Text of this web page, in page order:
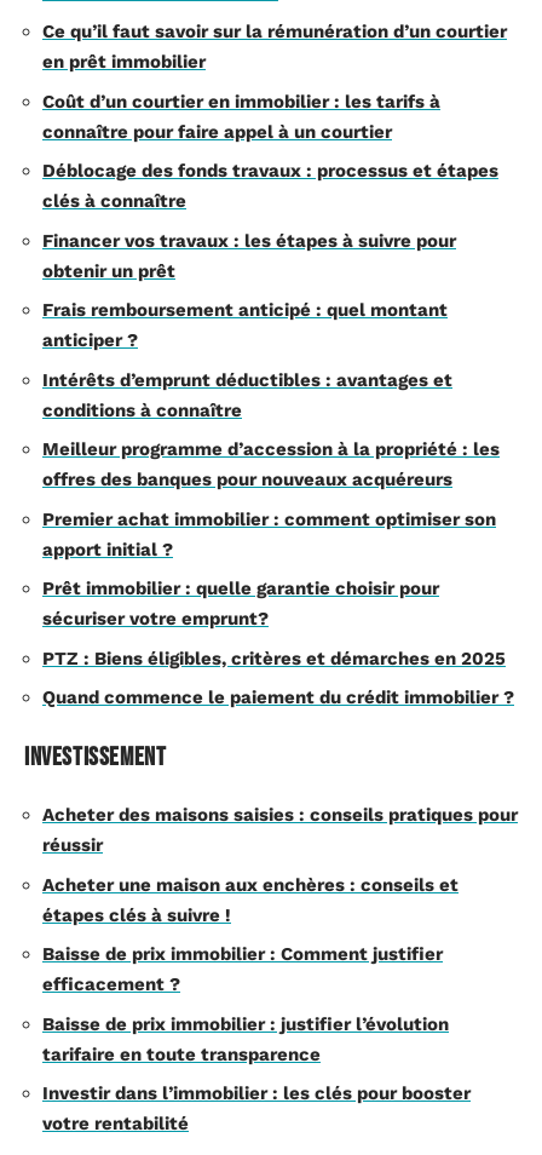
Ce qu’il faut savoir sur la rémunération d’un courtier
en prêt immobilier
Coût d’un courtier en immobilier : les tarifs à
connaître pour faire appel à un courtier
Déblocage des fonds travaux : processus et étapes
clés à connaître
Financer vos travaux : les étapes à suivre pour
obtenir un prêt
Frais remboursement anticipé : quel montant
anticiper ?
Intérêts d’emprunt déductibles : avantages et
conditions à connaître
Meilleur programme d’accession à la propriété : les
offres des banques pour nouveaux acquéreurs
Premier achat immobilier : comment optimiser son
apport initial ?
Prêt immobilier : quelle garantie choisir pour
sécuriser votre emprunt?
PTZ : Biens éligibles, critères et démarches en 2025
Quand commence le paiement du crédit immobilier ?
Investissement
Acheter des maisons saisies : conseils pratiques pour
réussir
Acheter une maison aux enchères : conseils et
étapes clés à suivre !
Baisse de prix immobilier : Comment justifier
efficacement ?
Baisse de prix immobilier : justifier l’évolution
tarifaire en toute transparence
Investir dans l’immobilier : les clés pour booster
votre rentabilité